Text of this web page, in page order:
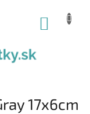
17x6cm